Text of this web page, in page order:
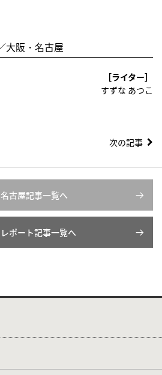
大阪・名古屋
［ライター］
すずな あつこ
次の記事
古屋記事一覧へ
ポート記事一覧へ